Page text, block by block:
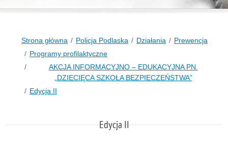
Strona główna Policja Podlaska Działania
Prewencja
Programy profilaktyczne
AKCJA INFORMACYJNO – EDUKACYJNA PN.
„DZIECIĘCA SZKOŁA BEZPIECZEŃSTWA”
Edycja II
Edycja II